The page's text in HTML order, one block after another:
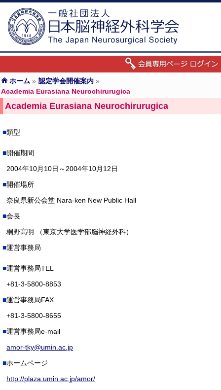
ホーム » 認定学会開催案内 »
Academia Eurasiana Neurochirurugica
Academia Eurasiana Neurochirurugica
類型
開催期間
2004年10月10日～2004年10月12日
開催場所
奈良県新公会堂 Nara-ken New Public Hall
会長
桐野高明 （東京大学医学部脳神経外科）
運営事務局
運営事務局TEL
+81-3-5800-8853
運営事務局FAX
+81-3-5800-8655
運営事務局e-mail
amor-tky@umin.ac.jp
ホームページ
http://plaza.umin.ac.jp/amor/